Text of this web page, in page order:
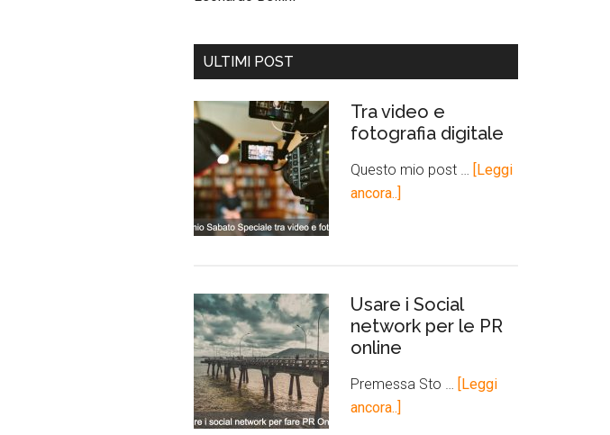
ULTIMI POST
Tra video e
fotografia digitale
Questo mio post …
[Leggi
ancora..]
Usare i Social
network per le PR
online
Premessa Sto …
[Leggi
ancora..]